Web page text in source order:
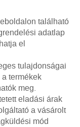
található
adatlap
el
tulajdonságai
termékek
meg.
eladási árak
a vásárolt
mód